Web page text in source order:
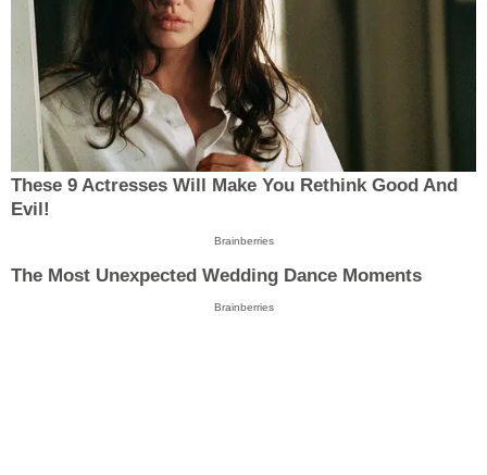
These 9 Actresses Will Make You Rethink Good And
Evil!
Brainberries
The Most Unexpected Wedding Dance Moments
Brainberries